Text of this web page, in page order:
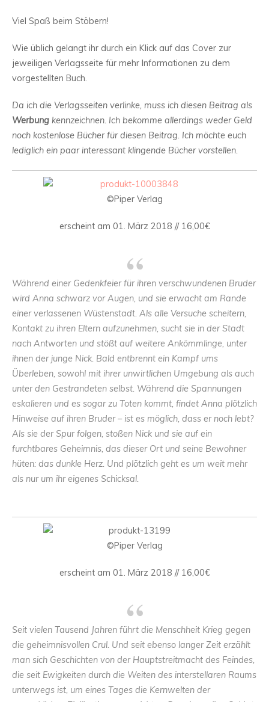
Viel Spaß beim Stöbern!
Wie üblich gelangt ihr durch ein Klick auf das Cover zur
jeweiligen Verlagsseite für mehr Informationen zu dem
vorgestellten Buch.
Da ich die Verlagsseiten verlinke, muss ich diesen Beitrag als
Werbung kennzeichnen. Ich bekomme allerdings weder Geld
noch kostenlose Bücher für diesen Beitrag. Ich möchte euch
lediglich ein paar interessant klingende Bücher vorstellen.
©Piper Verlag
erscheint am 01. März 2018 // 16,00€
Während einer Gedenkfeier für ihren verschwundenen Bruder
wird Anna schwarz vor Augen, und sie erwacht am Rande
einer verlassenen Wüstenstadt. Als alle Versuche scheitern,
Kontakt zu ihren Eltern aufzunehmen, sucht sie in der Stadt
nach Antworten und stößt auf weitere Ankömmlinge, unter
ihnen der junge Nick. Bald entbrennt ein Kampf ums
Überleben, sowohl mit ihrer unwirtlichen Umgebung als auch
unter den Gestrandeten selbst. Während die Spannungen
eskalieren und es sogar zu Toten kommt, findet Anna plötzlich
Hinweise auf ihren Bruder – ist es möglich, dass er noch lebt?
Als sie der Spur folgen, stoßen Nick und sie auf ein
furchtbares Geheimnis, das dieser Ort und seine Bewohner
hüten: das dunkle Herz. Und plötzlich geht es um weit mehr
als nur um ihr eigenes Schicksal.
©Piper Verlag
erscheint am 01. März 2018 // 16,00€
Seit vielen Tausend Jahren führt die Menschheit Krieg gegen
die geheimnisvollen Crul. Und seit ebenso langer Zeit erzählt
man sich Geschichten von der Hauptstreitmacht des Feindes,
die seit Ewigkeiten durch die Weiten des interstellaren Raums
unterwegs ist, um eines Tages die Kernwelten der